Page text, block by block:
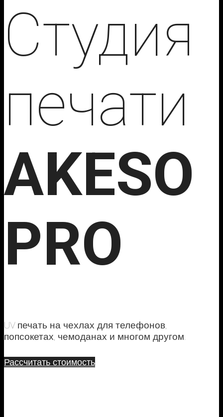
Студия
печати
AKESO
PRO
UV печать на чехлах для телефонов,
попсокетах, чемоданах и многом другом.
Рассчитать стоимость